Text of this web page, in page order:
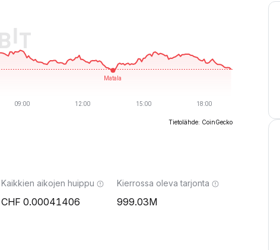
Tietolähde: CoinGecko
Kaikkien aikojen huippu
0.00041406
Kierrossa oleva tarjonta
999.03M